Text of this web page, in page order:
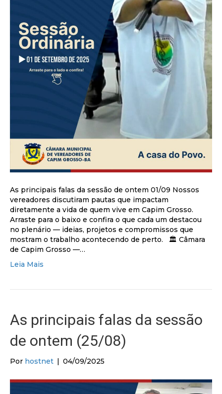
As principais falas da sessão de ontem 01/09 Nossos
vereadores discutiram pautas que impactam
diretamente a vida de quem vive em Capim Grosso.
Arraste para o baixo e confira o que cada um destacou
no plenário — ideias, projetos e compromissos que
mostram o trabalho acontecendo de perto. 🏛 Câmara
de Capim Grosso —…
Leia Mais
As principais falas da sessão
de ontem (25/08)
Por hostnet | 04/09/2025